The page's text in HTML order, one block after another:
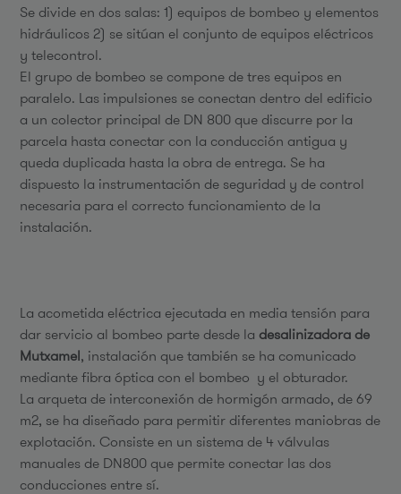
Se divide en dos salas: 1) equipos de bombeo y elementos
hidráulicos 2) se sitúan el conjunto de equipos eléctricos
y telecontrol.
El grupo de bombeo se compone de tres equipos en
paralelo. Las impulsiones se conectan dentro del edificio
a un colector principal de DN 800 que discurre por la
parcela hasta conectar con la conducción antigua y
queda duplicada hasta la obra de entrega. Se ha
dispuesto la instrumentación de seguridad y de control
necesaria para el correcto funcionamiento de la
instalación.
La acometida eléctrica ejecutada en media tensión para
dar servicio al bombeo parte desde la desalinizadora de
Mutxamel, instalación que también se ha comunicado
mediante fibra óptica con el bombeo y el obturador.
La arqueta de interconexión de hormigón armado, de 69
m2, se ha diseñado para permitir diferentes maniobras de
explotación. Consiste en un sistema de 4 válvulas
manuales de DN800 que permite conectar las dos
conducciones entre sí.